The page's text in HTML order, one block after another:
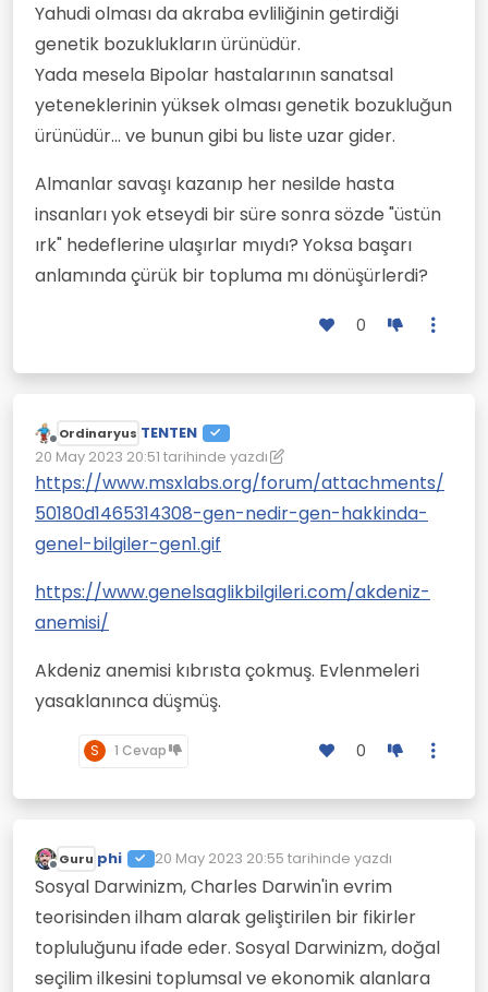
Yahudi olması da akraba evliliğinin getirdiği
genetik bozuklukların ürünüdür.
Yada mesela Bipolar hastalarının sanatsal
yeteneklerinin yüksek olması genetik bozukluğun
ürünüdür... ve bunun gibi bu liste uzar gider.
Almanlar savaşı kazanıp her nesilde hasta
insanları yok etseydi bir süre sonra sözde "üstün
ırk" hedeflerine ulaşırlar mıydı? Yoksa başarı
anlamında çürük bir topluma mı dönüşürlerdi?
0
Çevrimdışı
Ordinaryus TENTEN
20 May 2023 20:51 tarihinde yazdı
Son düzenleyen: TENTEN
https://www.msxlabs.org/forum/attachments/
50180d1465314308-gen-nedir-gen-hakkinda-
genel-bilgiler-gen1.gif
https://www.genelsaglikbilgileri.com/akdeniz-
anemisi/
Akdeniz anemisi kıbrısta çokmuş. Evlenmeleri
yasaklanınca düşmüş.
S 1 Cevap 0
Çevrimdışı
Guru phi 20 May 2023 20:55 tarihinde yazdı
Son düzenleyen:
Sosyal Darwinizm, Charles Darwin'in evrim
teorisinden ilham alarak geliştirilen bir fikirler
topluluğunu ifade eder. Sosyal Darwinizm, doğal
seçilim ilkesini toplumsal ve ekonomik alanlara